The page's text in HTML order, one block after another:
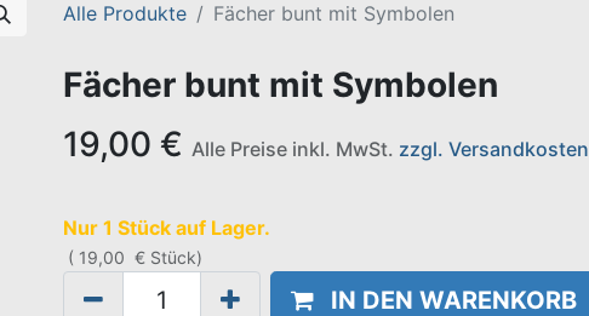
Alle Produkte Fächer bunt mit Symbolen
Fächer bunt mit Symbolen
19,00 € Alle Preise inkl. MwSt. zzgl. Versandkosten
Nur 1 Stück auf Lager.
( 19,00 € Stück)
IN DEN WARENKORB